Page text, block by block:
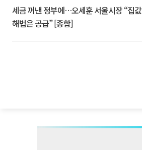
세금 꺼낸 정부에…오세훈 서울시장 “집값
해법은 공급” [종합]